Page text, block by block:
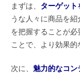
まずは、 ターゲッ
うな人々に商品を
を把握することが
ことで、より効果的
次に、 魅力的なコ